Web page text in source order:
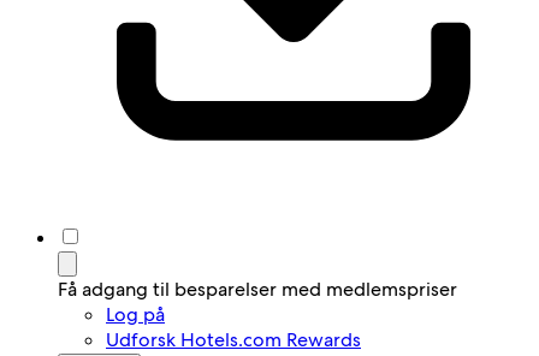
Få adgang til besparelser med medlemspriser
Log på
Udforsk Hotels.com Rewards